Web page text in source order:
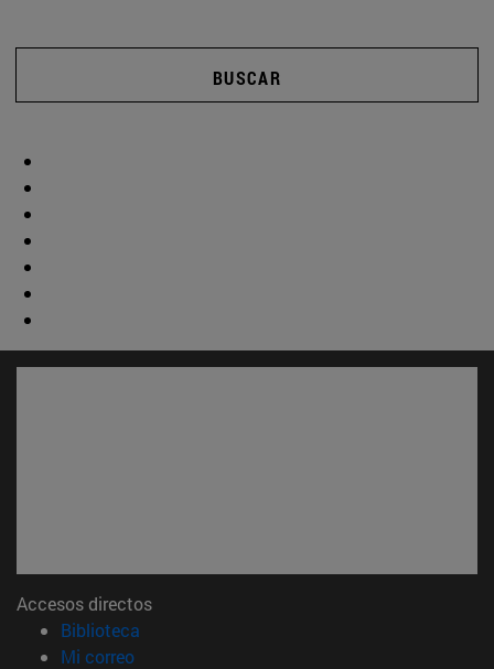
BUSCAR
Accesos directos
Biblioteca
Mi correo(abre en nueva ventana)